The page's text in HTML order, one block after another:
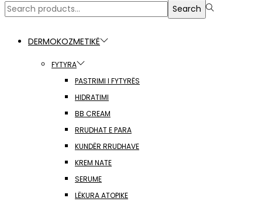
Search
Search
DERMOKOZMETIKË
FYTYRA
PASTRIMI I FYTYRËS
HIDRATIMI
BB CREAM
RRUDHAT E PARA
KUNDËR RRUDHAVE
KREM NATE
SERUME
LËKURA ATOPIKE